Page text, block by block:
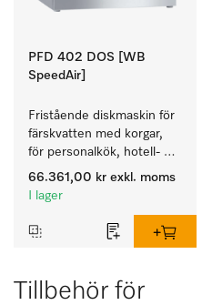
PFD 402 DOS [WB
SpeedAir]
Fristående diskmaskin för
färskvatten med korgar,
för personalkök, hotell-
och restaurang,
cateringföretag.
66.361,00 kr exkl. moms
I lager
Tillbehör för